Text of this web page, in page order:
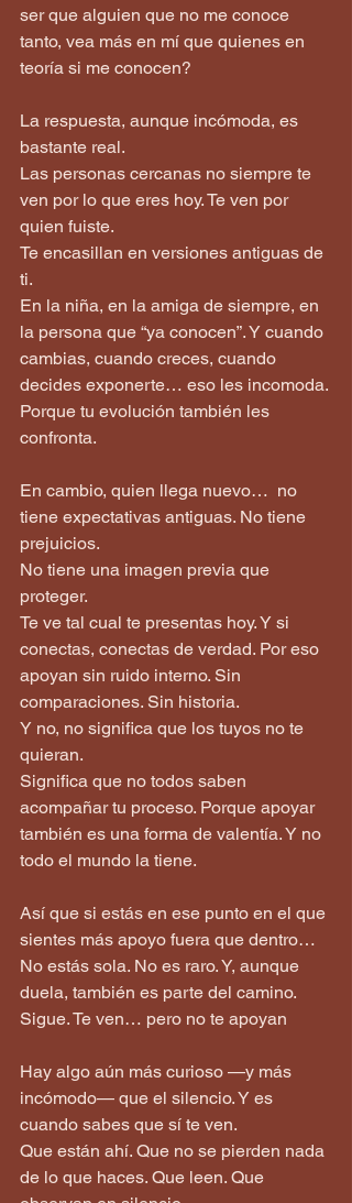
ser que alguien que no me conoce
tanto, vea más en mí que quienes en
teoría si me conocen?
La respuesta, aunque incómoda, es
bastante real.
Las personas cercanas no siempre te
ven por lo que eres hoy. Te ven por
quien fuiste.
Te encasillan en versiones antiguas de
ti.
En la niña, en la amiga de siempre, en
la persona que “ya conocen”. Y cuando
cambias, cuando creces, cuando
decides exponerte… eso les incomoda.
Porque tu evolución también les
confronta.
En cambio, quien llega nuevo…  no
tiene expectativas antiguas. No tiene
prejuicios.
No tiene una imagen previa que
proteger.
Te ve tal cual te presentas hoy. Y si
conectas, conectas de verdad. Por eso
apoyan sin ruido interno. Sin
comparaciones. Sin historia.
Y no, no significa que los tuyos no te
quieran.
Significa que no todos saben
acompañar tu proceso. Porque apoyar
también es una forma de valentía. Y no
todo el mundo la tiene.
Así que si estás en ese punto en el que
sientes más apoyo fuera que dentro…
No estás sola. No es raro. Y, aunque
duela, también es parte del camino.
Sigue. Te ven… pero no te apoyan
Hay algo aún más curioso —y más
incómodo— que el silencio. Y es
cuando sabes que sí te ven.
Que están ahí. Que no se pierden nada
de lo que haces. Que leen. Que